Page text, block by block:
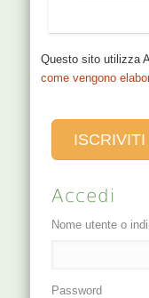
Questo sito utilizza
come vengono
Accedi
Nome utente o
Password